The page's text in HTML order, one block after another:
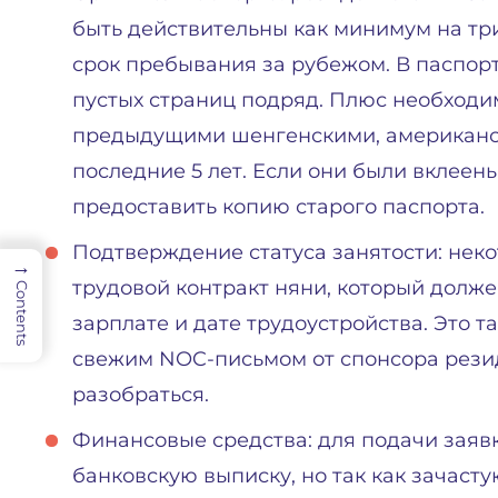
быть действительны как минимум на
срок пребывания за рубежом. В
пустых страниц подряд. Плюс
предыдущими шенгенскими,
последние 5 лет. Если они были
предоставить копию старого паспорта.
Подтверждение статуса занятости:
трудовой контракт няни, который
зарплате и дате трудоустройства. Это
свежим NOC-письмом от спонсора
разобраться.
Финансовые средства: для подачи
банковскую выписку, но так как
→
Contents